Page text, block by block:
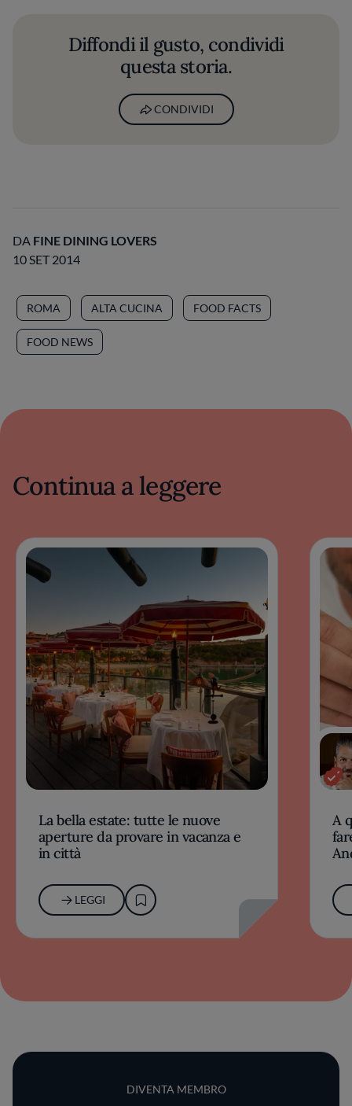
Diffondi il gusto, condividi
questa storia.
CONDIVIDI
DA FINE DINING LOVERS
10 SET 2014
ROMA ALTA CUCINA FOOD FACTS
FOOD NEWS
Continua a leggere
La bella estate: tutte le nuove
aperture da provare in vacanza e
in città
LEGGI
A
DIVENTA MEMBRO